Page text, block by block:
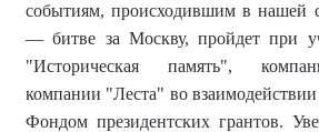
событиям, происходившим в нашей
— битве за Москву, пройдет при
"Историческая память",
компании "Леста" во
Фондом президентских грантов.